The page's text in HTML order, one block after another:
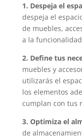
1. Despeja el
despeja el
de muebles,
a la
2. Define tus
muebles y
utilizarás el
los elementos
cumplan con tus
3. Optimiza el
de